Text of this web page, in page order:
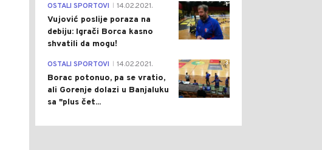
1
OSTALI SPORTOVI 14.02.2021.
Vujović poslije poraza na
debiju: Igrači Borca kasno
shvatili da mogu!
3
OSTALI SPORTOVI 14.02.2021.
Borac potonuo, pa se vratio,
ali Gorenje dolazi u Banjaluku
sa "plus čet...